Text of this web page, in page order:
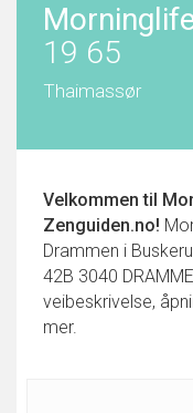
19 65
Thaimassør
Velkommen til
Zenguiden.no!
Drammen i
42B 3040
veibeskrivelse,
mer.